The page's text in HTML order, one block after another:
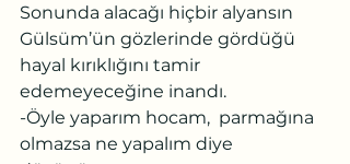
Sonunda alacağı hiçbir alyansın
Gülsüm’ün gözlerinde gördüğü
hayal kırıklığını tamir
edemeyeceğine inandı.
-Öyle yaparım hocam,  parmağına
olmazsa ne yapalım diye